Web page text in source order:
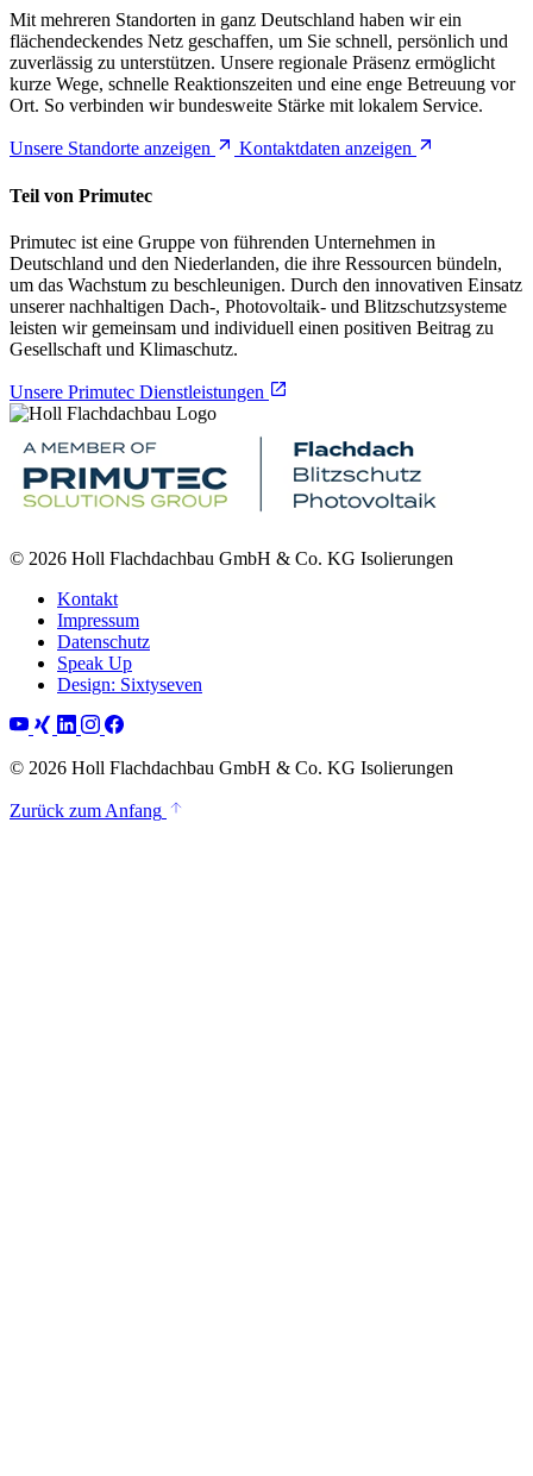
Mit mehreren Standorten in ganz Deutschland haben wir ein
flächendeckendes Netz geschaffen, um Sie schnell, persönlich und
zuverlässig zu unterstützen. Unsere regionale Präsenz ermöglicht
kurze Wege, schnelle Reaktionszeiten und eine enge Betreuung vor
Ort. So verbinden wir bundesweite Stärke mit lokalem Service.
Unsere Standorte anzeigen Kontaktdaten anzeigen
Teil von Primutec
Primutec ist eine Gruppe von führenden Unternehmen in
Deutschland und den Niederlanden, die ihre Ressourcen bündeln,
um das Wachstum zu beschleunigen. Durch den innovativen Einsatz
unserer nachhaltigen Dach-, Photovoltaik- und Blitzschutzsysteme
leisten wir gemeinsam und individuell einen positiven Beitrag zu
Gesellschaft und Klimaschutz.
Unsere Primutec Dienstleistungen
© 2026 Holl Flachdachbau GmbH & Co. KG Isolierungen
Kontakt
Impressum
Datenschutz
Speak Up
Design: Sixtyseven
© 2026 Holl Flachdachbau GmbH & Co. KG Isolierungen
Zurück zum Anfang